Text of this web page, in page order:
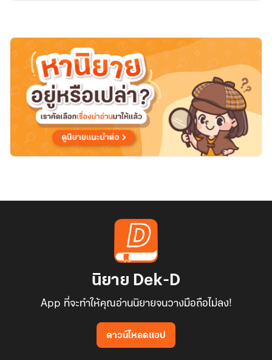
นิยาย Dek-D
App ที่จะทำให้คุณอ่านนิยายจนวางมือถือไม่ลง!
ดาวน์โหลดแอป